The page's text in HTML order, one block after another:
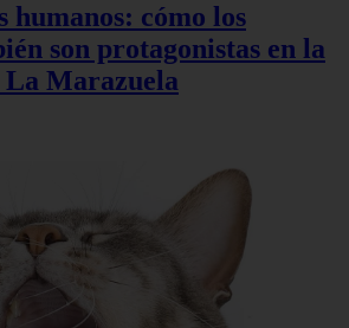
humanos: cómo los
son protagonistas en la
La Marazuela